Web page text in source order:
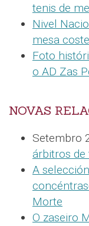
tenis de
Nivel
mesa
Foto
o AD Zas
NOVAS
Setembro
árbitros de
A
Morte
O zaseiro